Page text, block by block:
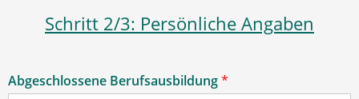
Schritt 2/3: Persönliche Angaben
Abgeschlossene Berufsausbildung*